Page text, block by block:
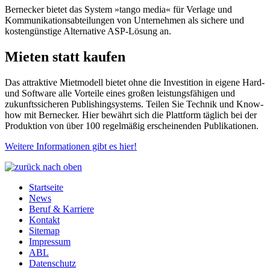
Bernecker bietet das System »tango media« für Verlage und
Kommunikationsabteilungen von Unternehmen als sichere und
kostengünstige Alternative ASP-Lösung an.
Mieten statt kaufen
Das attraktive Mietmodell bietet ohne die Investition in eigene Hard-
und Software alle Vorteile eines großen leistungsfähigen und
zukunftssicheren Publishingsystems. Teilen Sie Technik und Know-
how mit Bernecker. Hier bewährt sich die Plattform täglich bei der
Produktion von über 100 regelmäßig erscheinenden Publikationen.
Weitere Informationen gibt es hier!
Startseite
News
Beruf & Karriere
Kontakt
Sitemap
Impressum
ABL
Datenschutz